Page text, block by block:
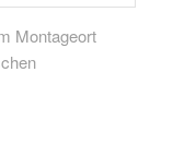
Montageort